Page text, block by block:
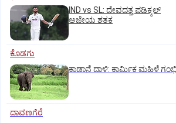
IND vs SL: ದೇವದತ್ತ ಪಡಿಕ್ಕಲ್‌
ಅಜೇಯ ಶತಕ
ಕೊಡಗು
ಕಾಡಾನೆ ದಾಳಿ: ಕಾರ್ಮಿಕ ಮಹಿಳೆ
ದಾವಣಗೆರೆ